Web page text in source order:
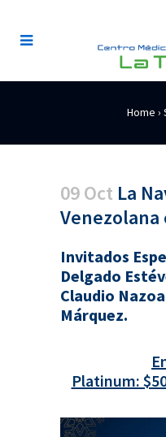
Home ›
09 Oct La
Venezolana
Invitados
Delgado
Claudio
Márquez.
Platinum: